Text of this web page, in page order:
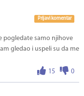
Prijavi komentar
pogledate samo njihove
gledao i uspeli su da me
15
0